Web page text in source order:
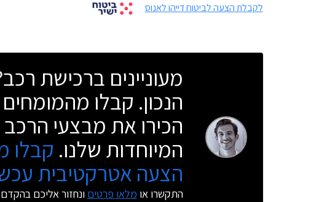
לקבלת הצעה לביטוח דייהו לאנוס
מעוניינים ברכישת
הנכון. קבלו מהמומחים
הכירו את מבצעי
המיוחדות שלנו. קבלו
הצעה אטרקטיבית
התקשרו או מלאו פרטים ונחזור אליכם בהקדם